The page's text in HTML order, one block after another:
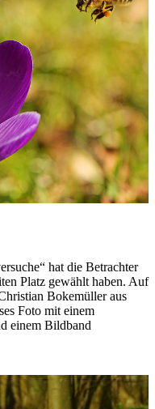
hat die Betrachter
Platz gewählt haben. Auf
Bokemüller aus
Foto mit einem
einem Bildband